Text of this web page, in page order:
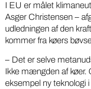
I EU er målet
Asger Christensen –
udledningen af den
kommer fra køers
– Det er selve
Ikke mængden af køer.
eksempel ny teknologi